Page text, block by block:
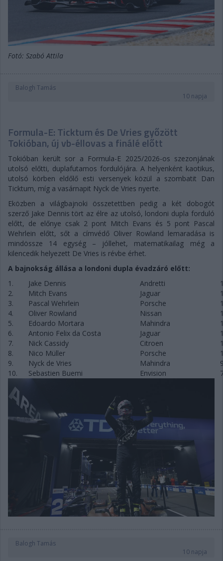
Fotó: Szabó Attila
Balogh Tamás
10 napja
Formula-E: Ticktum és De Vries győzött
Tokióban, új vb-éllovas a finálé előtt
Tokióban került sor a Formula-E 2025/2026-os szezonjának
utolsó előtti, duplafutamos fordulójára. A helyenként kaotikus,
utolsó körben eldőlő esti versenyek közül a szombatit Dan
Ticktum, míg a vasárnapit Nyck de Vries nyerte.
Eközben a világbajnoki összetettben pedig a két dobogót
szerző Jake Dennis tört az élre az utolsó, londoni dupla forduló
előtt, de előnye csak 2 pont Mitch Evans és 5 pont Pascal
Wehrlein előtt, sőt a címvédő Oliver Rowland lemaradása is
mindössze 14 egység – jóllehet, matematikailag még a
kilencedik helyezett De Vries is révbe érhet.
A bajnokság állása a londoni dupla évadzáró előtt:
1.
Jake Dennis Andretti
2.
Mitch Evans Jaguar
3.
Pascal Wehrlein Porsche
4.
Oliver Rowland Nissan
5.
Edoardo Mortara Mahindra
6.
Antonio Felix da Costa Jaguar
7.
Nick Cassidy Citroen
8.
Nico Müller Porsche
9.
Nyck de Vries Mahindra
10.
Sebastien Buemi Envision
Balogh Tamás
10 napja